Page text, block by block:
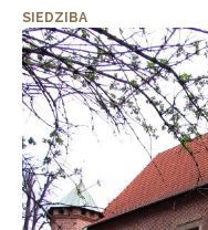
SIEDZIBA